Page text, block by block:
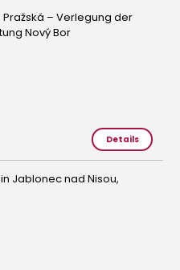
– Verlegung der
Nový Bor
Details
Jablonec nad Nisou,